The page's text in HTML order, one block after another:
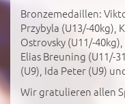
Bronzemedaillen:
Przybyla (U13/-40kg),
Ostrovsky (U11/-
Elias Breuning (U11/-
(U9), Ida Peter (U9)
Wir gratulieren allen